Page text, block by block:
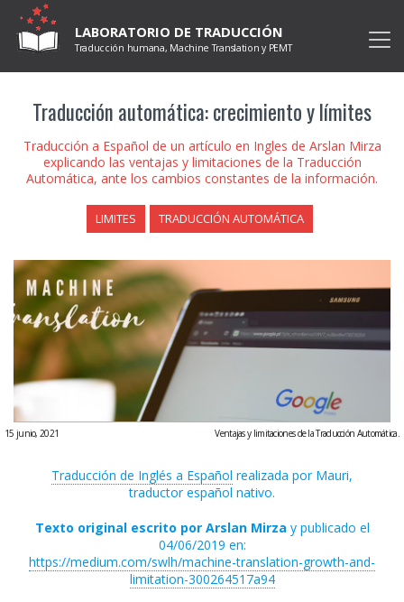
LABORATORIO DE TRADUCCIÓN
Traducción humana, Machine Translation y PEMT
Traducción automática: crecimiento y límites
Traducción a Español de un artículo en Ingles de Arslan Mirza
explicando las ventajas y limitaciones de la Traducción
Automática, ante los cambios constantes de la información.
LIMITES TRADUCCIÓN AUTOMÁTICA
15 junio, 2021 Ventajas y limitaciones de la Traducción Automática.
Traducción de Inglés a Español realizada por Mauri,
traductor español nativo.
Texto original escrito por Arslan Mirza y publicado el
04/06/2019 en:
https://medium.com/swlh/machine-translation-growth-and-
limitation-300264517a94